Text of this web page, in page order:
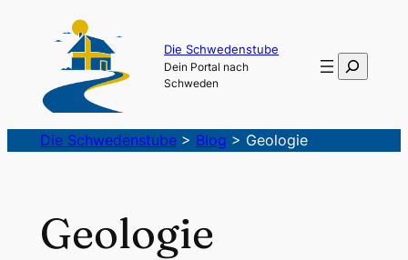
Die Schwedenstube
Dein Portal nach
Schweden
Suchen
Die Schwedenstube> Blog > Geologie
Geologie